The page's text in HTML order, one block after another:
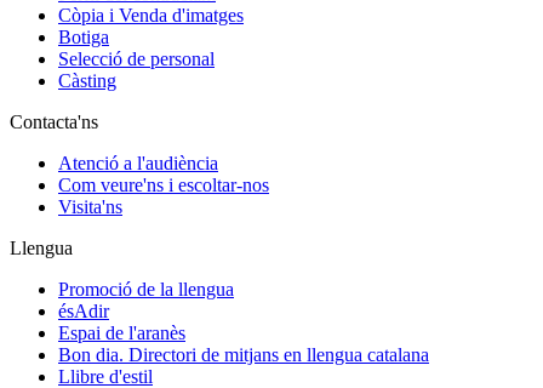
Còpia i Venda d'imatges
Botiga
Selecció de personal
Càsting
Contacta'ns
Atenció a l'audiència
Com veure'ns i escoltar-nos
Visita'ns
Llengua
Promoció de la llengua
ésAdir
Espai de l'aranès
Bon dia. Directori de mitjans en llengua catalana
Llibre d'estil